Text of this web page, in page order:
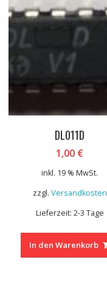
DL011D
1,00 €
inkl. 19 % MwSt.
zzgl. Versandkosten
Lieferzeit: 2-3 Tage
In den Warenkorb